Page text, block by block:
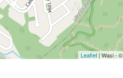
Leaflet | Wasi - ©